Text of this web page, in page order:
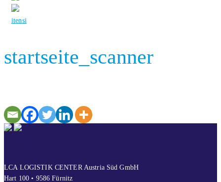
itensi
startseite_scanner
LCA LOGISTIK CENTER Austria Süd GmbH
Hart 100 • 9586 Fürnitz